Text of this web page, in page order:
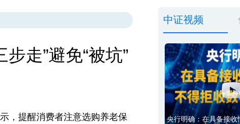
走”避免“被坑”
，提醒消费者注意选购养老保
中证视频
央行明确：在具备接收